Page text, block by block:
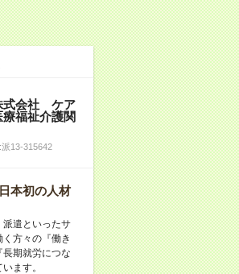
式会社 ケア
福祉介護関
13-315642
本初の人材
派遣といったサ
方々の『働き
期就労につな
ます。